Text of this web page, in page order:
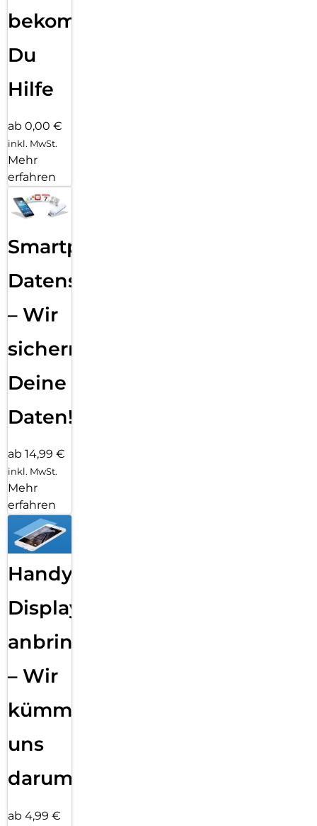
bekommst
Du
Hilfe
ab 0,00 €
inkl. MwSt.
Mehr
erfahren
Smartphone
Datensicherung
– Wir
sichern
Deine
Daten!
ab 14,99 €
inkl. MwSt.
Mehr
erfahren
Handy
Displayfolie
anbringen
– Wir
kümmern
uns
darum!
ab 4,99 €